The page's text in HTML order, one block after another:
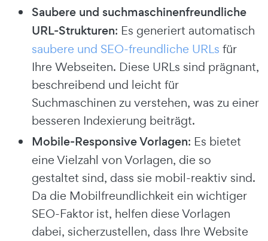
Saubere und suchmaschinenfreundliche
URL-Strukturen: Es generiert automatisch
saubere und SEO-freundliche URLs für
Ihre Webseiten. Diese URLs sind prägnant,
beschreibend und leicht für
Suchmaschinen zu verstehen, was zu einer
besseren Indexierung beiträgt.
Mobile-Responsive Vorlagen: Es bietet
eine Vielzahl von Vorlagen, die so
gestaltet sind, dass sie mobil-reaktiv sind.
Da die Mobilfreundlichkeit ein wichtiger
SEO-Faktor ist, helfen diese Vorlagen
dabei, sicherzustellen, dass Ihre Website